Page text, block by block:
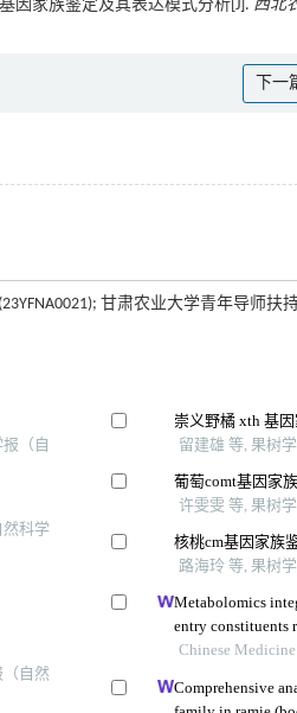
因家族鉴定及其表达模式分析[J]. 西北
下一
甘肃农业大学青年导师扶持